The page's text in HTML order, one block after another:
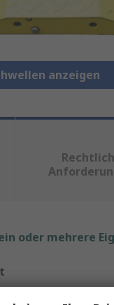
anzeigen
oder mehrere